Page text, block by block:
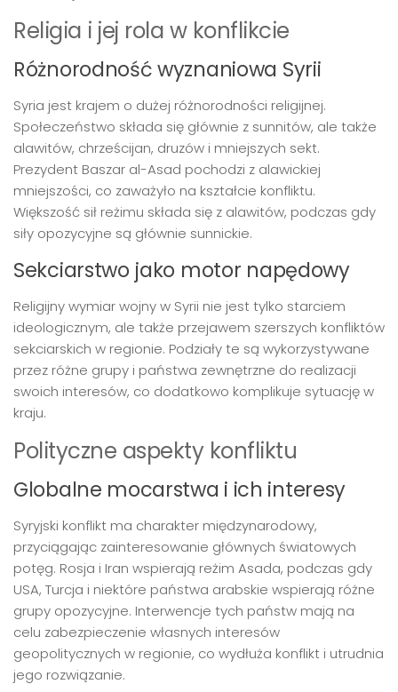
Religia i jej rola w konflikcie
Różnorodność wyznaniowa Syrii
Syria jest krajem o dużej różnorodności religijnej.
Społeczeństwo składa się głównie z sunnitów, ale także
alawitów, chrześcijan, druzów i mniejszych sekt.
Prezydent Baszar al-Asad pochodzi z alawickiej
mniejszości, co zaważyło na kształcie konfliktu.
Większość sił reżimu składa się z alawitów, podczas gdy
siły opozycyjne są głównie sunnickie.
Sekciarstwo jako motor napędowy
Religijny wymiar wojny w Syrii nie jest tylko starciem
ideologicznym, ale także przejawem szerszych konfliktów
sekciarskich w regionie. Podziały te są wykorzystywane
przez różne grupy i państwa zewnętrzne do realizacji
swoich interesów, co dodatkowo komplikuje sytuację w
kraju.
Polityczne aspekty konfliktu
Globalne mocarstwa i ich interesy
Syryjski konflikt ma charakter międzynarodowy,
przyciągając zainteresowanie głównych światowych
potęg. Rosja i Iran wspierają reżim Asada, podczas gdy
USA, Turcja i niektóre państwa arabskie wspierają różne
grupy opozycyjne. Interwencje tych państw mają na
celu zabezpieczenie własnych interesów
geopolitycznych w regionie, co wydłuża konflikt i utrudnia
jego rozwiązanie.